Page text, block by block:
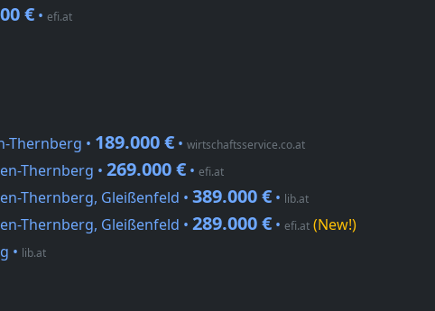
€ • efi.at
Thernberg • 189.000 € • wirtschaftsservice.co.at
Thernberg • 269.000 € • efi.at
Thernberg, Gleißenfeld • 389.000 € • lib.at
Thernberg, Gleißenfeld • 289.000 € • efi.at (New!)
• lib.at